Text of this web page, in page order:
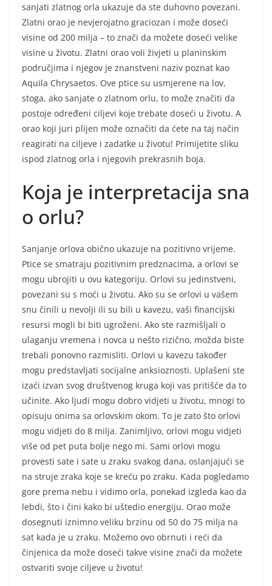
sanjati zlatnog orla ukazuje da ste duhovno povezani.
Zlatni orao je nevjerojatno graciozan i može doseći
visine od 200 milja – to znači da možete doseći velike
visine u životu. Zlatni orao voli živjeti u planinskim
područjima i njegov je znanstveni naziv poznat kao
Aquila Chrysaetos. Ove ptice su usmjerene na lov,
stoga, ako sanjate o zlatnom orlu, to može značiti da
postoje određeni ciljevi koje trebate doseći u životu. A
orao koji juri plijen može označiti da ćete na taj način
reagirati na ciljeve i zadatke u životu! Primijetite sliku
ispod zlatnog orla i njegovih prekrasnih boja.
Koja je interpretacija sna
o orlu?
Sanjanje orlova obično ukazuje na pozitivno vrijeme.
Ptice se smatraju pozitivnim predznacima, a orlovi se
mogu ubrojiti u ovu kategoriju. Orlovi su jedinstveni,
povezani su s moći u životu. Ako su se orlovi u vašem
snu činili u nevolji ili su bili u kavezu, vaši financijski
resursi mogli bi biti ugroženi. Ako ste razmišljali o
ulaganju vremena i novca u nešto rizično, možda biste
trebali ponovno razmisliti. Orlovi u kavezu također
mogu predstavljati socijalne anksioznosti. Uplašeni ste
izaći izvan svog društvenog kruga koji vas pritišće da to
učinite. Ako ljudi mogu dobro vidjeti u životu, mnogi to
opisuju onima sa orlovskim okom. To je zato što orlovi
mogu vidjeti do 8 milja. Zanimljivo, orlovi mogu vidjeti
više od pet puta bolje nego mi. Sami orlovi mogu
provesti sate i sate u zraku svakog dana, oslanjajući se
na struje zraka koje se kreću po zraku. Kada pogledamo
gore prema nebu i vidimo orla, ponekad izgleda kao da
lebdi, što i čini kako bi uštedio energiju. Orao može
dosegnuti iznimno veliku brzinu od 50 do 75 milja na
sat kada je u zraku. Možemo ovo obrnuti i reći da
činjenica da može doseći takve visine znači da možete
ostvariti svoje ciljeve u životu!